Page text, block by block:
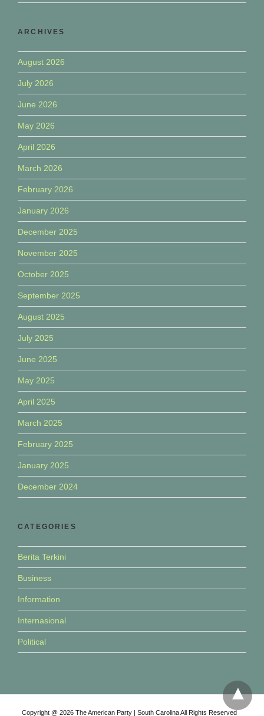
ARCHIVES
August 2026
July 2026
June 2026
May 2026
April 2026
March 2026
February 2026
January 2026
December 2025
November 2025
October 2025
September 2025
August 2025
July 2025
June 2025
May 2025
April 2025
March 2025
February 2025
January 2025
December 2024
CATEGORIES
Berita Terkini
Business
Information
Internasional
Political
Copyright @ 2026 The American Party | South Carolina All Rights Reserved